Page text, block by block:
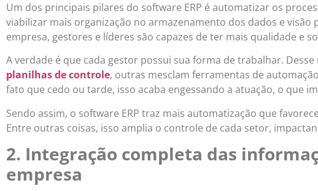
Um dos principais pilares do software ERP é automatizar os
viabilizar mais organização no armazenamento dos dados e visão
empresa, gestores e líderes são capazes de ter mais qualidade e
A verdade é que cada gestor possui sua forma de trabalhar.
planilhas de controle, outras mesclam ferramentas de
fato que cedo ou tarde, isso acaba engessando a atuação, o que
Sendo assim, o software ERP traz mais automatização que
Entre outras coisas, isso amplia o controle de cada setor,
2. Integração completa das
empresa